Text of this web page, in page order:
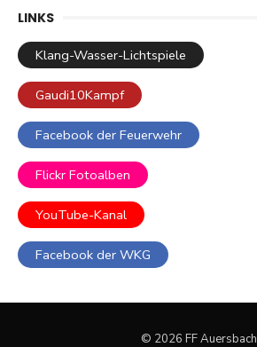
LINKS
Klang-Wasser-Lichtspiele
Gaudi10Kampf
Facebook der Feuerwehr
Flickr Fotoalben
YouTube-Kanal
Facebook der WKG
© 2026 FF Auersbach